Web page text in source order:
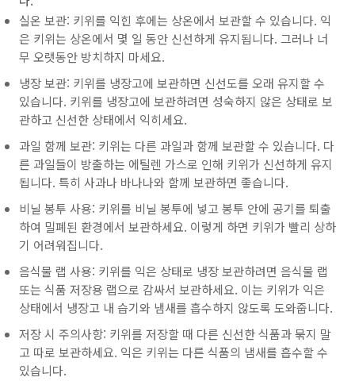
실온 보관: 키위를 익힌 후에는 상온에서 보관할 수 있습니다. 익
은 키위는 상온에서 몇 일 동안 신선하게 유지됩니다. 그러나 너
무 오랫동안 방치하지 마세요.
냉장 보관: 키위를 냉장고에 보관하면 신선도를 오래 유지할 수
있습니다. 키위를 냉장고에 보관하려면 성숙하지 않은 상태로 보
관하고 신선한 상태에서 익히세요.
과일 함께 보관: 키위는 다른 과일과 함께 보관할 수 있습니다. 다
른 과일들이 방출하는 에틸렌 가스로 인해 키위가 신선하게 유지
됩니다. 특히 사과나 바나나와 함께 보관하면 좋습니다.
비닐 봉투 사용: 키위를 비닐 봉투에 넣고 봉투 안에 공기를 퇴출
하여 밀폐된 환경에서 보관하세요. 이렇게 하면 키위가 빨리 상하
기 어려워집니다.
음식물 랩 사용: 키위를 익은 상태로 냉장 보관하려면 음식물 랩
또는 식품 저장용 랩으로 감싸서 보관하세요. 이는 키위가 익은
상태에서 냉장고 내 습기와 냄새를 흡수하지 않도록 도와줍니다.
저장 시 주의사항: 키위를 저장할 때 다른 신선한 식품과 묶지 말
고 따로 보관하세요. 익은 키위는 다른 식품의 냄새를 흡수할 수
있습니다.